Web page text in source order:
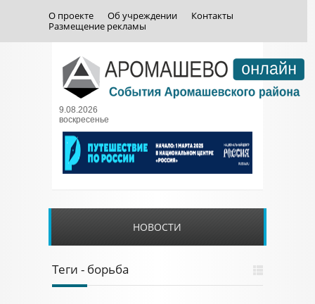
О проекте Об учреждении
Контакты
Размещение рекламы
9.08.2026
воскресенье
НОВОСТИ
Теги - борьба